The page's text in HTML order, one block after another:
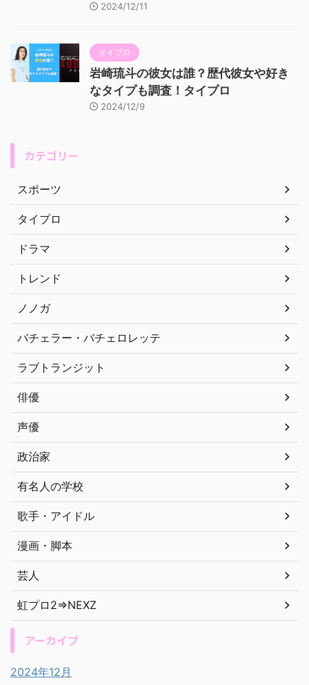
2024/12/11
タイプロ
岩崎琉斗の彼女は誰？歴代彼女や好き
なタイプも調査！タイプロ
2024/12/9
カテゴリー
スポーツ
タイプロ
ドラマ
トレンド
ノノガ
バチェラー・バチェロレッテ
ラブトランジット
俳優
声優
政治家
有名人の学校
歌手・アイドル
漫画・脚本
芸人
虹プロ2⇒NEXZ
アーカイブ
2024年12月